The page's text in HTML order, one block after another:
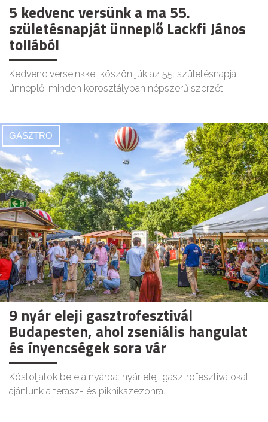
5 kedvenc versünk a ma 55.
születésnapját ünneplő Lackfi János
tollából
Kedvenc verseinkkel köszöntjük az 55. születésnapját
ünneplő, minden korosztályban népszerű szerzőt.
GASZTRO
9 nyár eleji gasztrofesztivál
Budapesten, ahol zseniális hangulat
és ínyencségek sora vár
Kóstoljatok bele a nyárba: nyár eleji gasztrofesztiválokat
ajánlunk a terasz- és piknikszezonra.